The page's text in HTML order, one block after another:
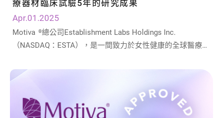
療器材臨床試驗5年的研究成果
Apr.01.2025
Motiva ®總公司Establishment Labs Holdings Inc.
（NASDAQ：ESTA），是一間致力於女性健康的全球醫療科
年 9 月 26 日宣布已獲得美國食品藥品監督管理局（FDA）的
2025年3月20日宣布，Motiva美國臨床研究（IDE研究）的五
年隨訪數據將在2025年美容醫學會議（The Aesthetic MEET